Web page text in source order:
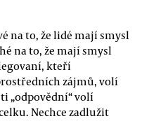
na to, že lidé mají smysl
na to, že mají smysl
kteří
zájmů, volí
„odpovědní“ volí
Nechce zadlužit